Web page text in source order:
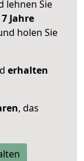
lehnen Sie
Jahre
holen Sie
erhalten
, das